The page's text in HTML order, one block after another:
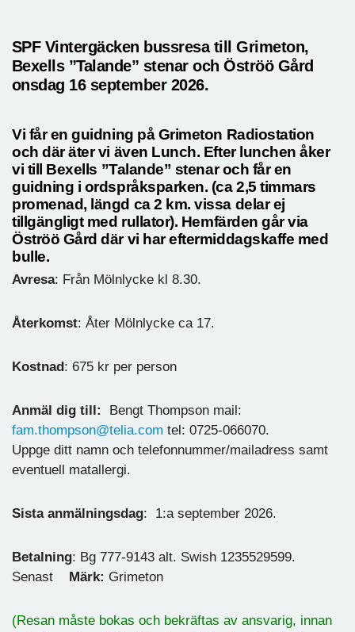
SPF Vintergäcken bussresa till Grimeton,
Bexells ”Talande” stenar och Öströö Gård
onsdag 16 september 2026.
Vi får en guidning på Grimeton Radiostation
och där äter vi även Lunch. Efter lunchen åker
vi till Bexells ”Talande” stenar och får en
guidning i ordspråksparken. (ca 2,5 timmars
promenad, längd ca 2 km. vissa delar ej
tillgängligt med rullator). Hemfärden går via
Öströö Gård där vi har eftermiddagskaffe med
bulle.
Avresa: Från Mölnlycke kl 8.30.
Återkomst: Åter Mölnlycke ca 17.
Kostnad : 675 kr per person
Anmäl dig till:
Bengt Thompson mail:
fam.thompson@telia.com tel: 0725-066070.
Uppge ditt namn och telefonnummer/mailadress samt
eventuell matallergi.
Sista anmälningsdag: 1:a september 2026.
Betalning: Bg 777-9143 alt. Swish 1235529599.
Senast
Märk: Grimeton
(Resan måste bokas och bekräftas av ansvarig, innan